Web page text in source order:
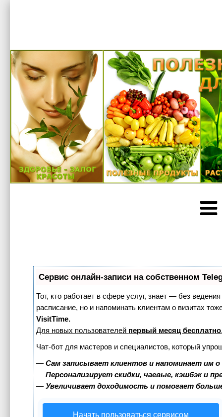
Сервис онлайн-записи на собственном
Тот, кто работает в сфере услуг, знает — без
расписание, но и напоминать клиентам о визитах
VisitTime.
Для новых пользователей первый месяц бесплатно
Чат-бот для мастеров и специалистов, который
—Сам записывает клиентов и напоминает им
—Персонализирует скидки, чаевые, кэшбэк и
—Увеличивает доходимость и помогает
Начать пользоваться сервисом